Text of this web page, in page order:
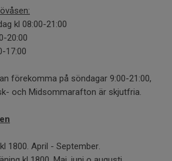
kl 08:00-21:00
20:00
17:00
förekomma på söndagar 9:00-21:00,
och Midsommarafton är skjutfria.
1800. April - September.